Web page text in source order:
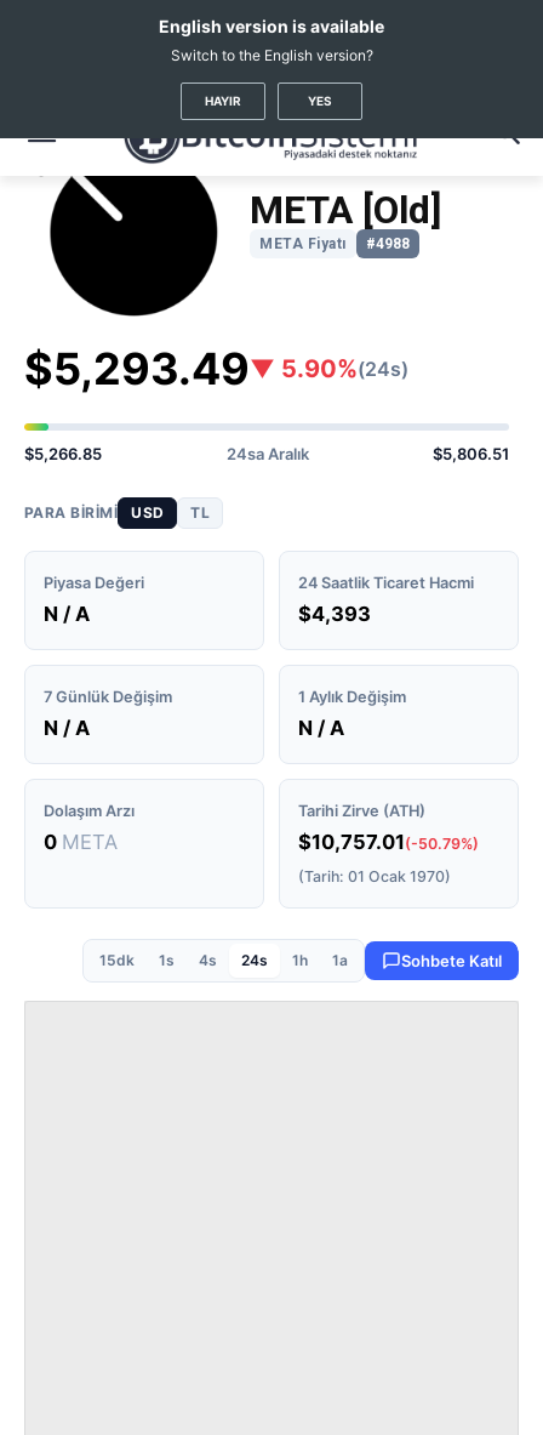
Coin Fiyatları (META)
META [Old]
META Fiyatı #4988
$5,293.49▼ 5.90%(24s)
$5,266.85 24sa Aralık $5,806.51
PARA BIRIMI USD TL
Piyasa Değeri
N / A
24 Saatlik Ticaret Hacmi
$4,393
7 Günlük Değişim
N / A
1 Aylık Değişim
N / A
Dolaşım Arzı
0 META
Tarihi Zirve (ATH)
$10,757.01(-50.79%)
(Tarih: 01 Ocak 1970)
15dk 1s 4s 24s 1h 1a Sohbete Katıl
English version is available
Switch to the English version?
HAYIR YES